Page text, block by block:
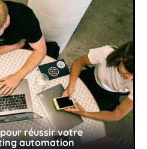
réussir votre
automation